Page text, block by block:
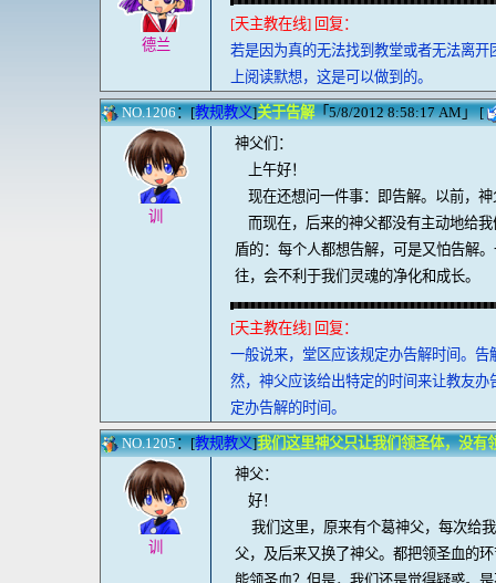
德兰
[天主教在线] 回复：
若是因为真的无法找到教堂或者无法离
上阅读默想，这是可以做到的。
NO.1206：[教规教义]关于告解「5/8/2012 8:58:17 AM」 [
训
神父们：
上午好！
现在还想问一件事：即告解。以前，
而现在，后来的神父都没有主动地给
盾的：每个人都想告解，可是又怕告解
往，会不利于我们灵魂的净化和成长。
[天主教在线] 回复：
一般说来，堂区应该规定办告解时间。
然，神父应该给出特定的时间来让教友
定办告解的时间。
NO.1205：[教规教义]我们这里神父只让我们领圣体，没有
训
神父：
好！
我们这里，原来有个葛神父，每次给
父，及后来又换了神父。都把领圣血的